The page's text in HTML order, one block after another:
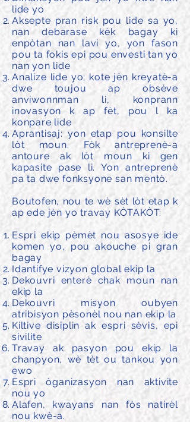
lide yo
Aksepte pran risk pou lide sa yo,
nan debarase kèk bagay ki
enpòtan nan lavi yo, yon fason
pou ta fokis epi pou envesti tan yo
nan yon lide
Analize lide yo; kote jèn kreyatè-a
dwe toujou ap obsève
anviwonnman li, konprann
inovasyon k ap fèt, pou l ka
konpare lide
Aprantisaj: yon etap pou konsilte
lòt moun. Fòk antreprenè-a
antoure ak lòt moun ki gen
kapasite pase li. Yon antreprenè
pa ta dwe fonksyone san mentò.
Boutofen, nou te wè sèt lòt etap k
ap ede jèn yo travay KÒTAKÒT:
Espri ekip pèmèt nou asosye ide
komen yo, pou akouche pi gran
bagay
Idantifye vizyon global ekip la
Dekouvri enterè chak moun nan
ekip la
Dekouvri misyon oubyen
atribisyon pèsonèl nou nan ekip la
Kiltive disiplin ak espri sèvis, epi
sivilite
Travay ak pasyon pou ekip la
chanpyon, wè tèt ou tankou yon
ewo
Espri òganizasyon nan aktivite
nou yo
Alafen, kwayans nan fòs natirèl
nou kwè-a.